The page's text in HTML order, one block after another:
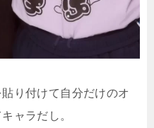
り付けて自分だけのオ
ャラだし。